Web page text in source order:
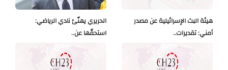
الحريري يهنّئ نادي الرياضي:
استحقّها عن..
هيئة البث الإسرائيلية عن مصدر
أمني: تقديرات..